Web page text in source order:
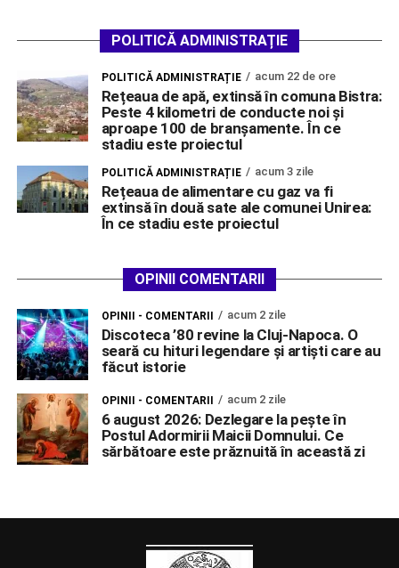
POLITICĂ ADMINISTRAȚIE
POLITICĂ ADMINISTRAȚIE acum 22 de ore
Rețeaua de apă, extinsă în comuna Bistra:
Peste 4 kilometri de conducte noi și
aproape 100 de branșamente. În ce
stadiu este proiectul
POLITICĂ ADMINISTRAȚIE acum 3 zile
Rețeaua de alimentare cu gaz va fi
extinsă în două sate ale comunei Unirea:
În ce stadiu este proiectul
OPINII COMENTARII
OPINII - COMENTARII acum 2 zile
Discoteca ’80 revine la Cluj-Napoca. O
seară cu hituri legendare și artiști care au
făcut istorie
OPINII - COMENTARII acum 2 zile
6 august 2026: Dezlegare la pește în
Postul Adormirii Maicii Domnului. Ce
sărbătoare este prăznuită în această zi